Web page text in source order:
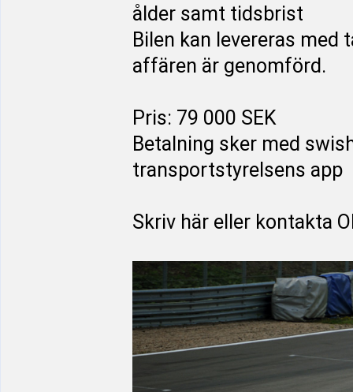
ålder samt tidsbrist
Bilen kan levereras
affären är genomförd.
Pris: 79 000 SEK
Betalning sker med
transportstyrelsens app
Skriv här eller kontakta